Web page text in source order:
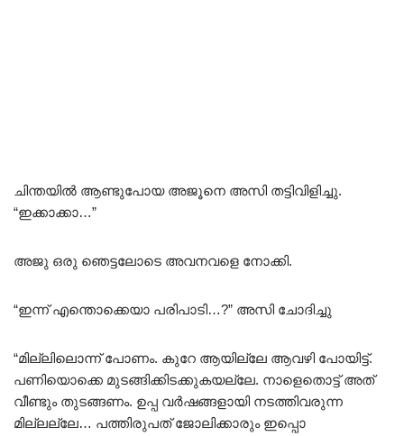
ചിന്തയിൽ ആണ്ടുപോയ അജൂനെ അസി തട്ടിവിളിച്ചു.
“ഇക്കാക്കാ…”
അജു ഒരു ഞെട്ടലോടെ അവനവളെ നോക്കി.
“ഇന്ന് എന്തൊക്കെയാ പരിപാടി…?” അസി ചോദിച്ചു
“മില്ലിലൊന്ന് പോണം. കുറേ ആയില്ലേ ആവഴി പോയിട്ട്.
പണിയൊക്കെ മുടങ്ങിക്കിടക്കുകയല്ലേ. നാളെതൊട്ട് അത്
വീണ്ടും തുടങ്ങണം. ഉപ്പ വർഷങ്ങളായി നടത്തിവരുന്ന
മില്ലല്ലേ… പത്തിരുപത് ജോലിക്കാരും ഇപ്പൊ